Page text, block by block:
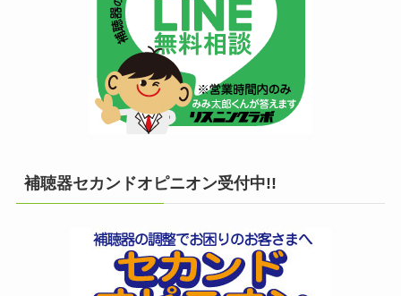
補聴器セカンドオピニオン受付中!!